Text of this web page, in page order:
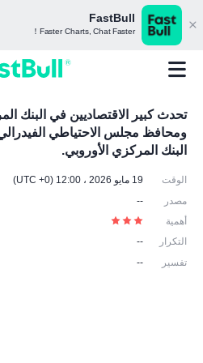
FastBull
Faster Charts, Chat Faster！
تحدث كبير الاقتصاديين في البنك
ومحافظ مجلس الاحتياطي
البنك المركزي الأوروبي.
الوقت
19 مايو 2026 ، 12:00 (UTC +0)
مصدر
--
أهمية
التكرار
--
تفسير
--